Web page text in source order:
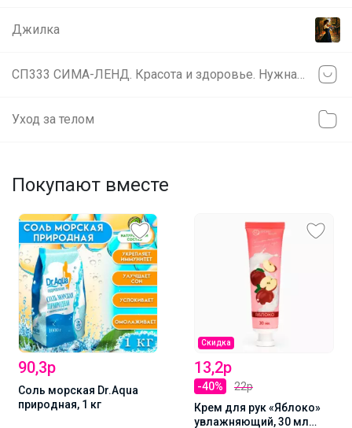
Джилка
Уход за телом
Покупают вместе
90,3р
Соль морская Dr.Aqua
природная, 1 кг
Скидка
13,2р
-40%
22р
Крем для рук «Яблоко»
увлажняющий, 30 мл